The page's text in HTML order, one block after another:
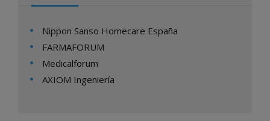
Nippon Sanso Homecare España
FARMAFORUM
Medicalforum
AXIOM Ingeniería